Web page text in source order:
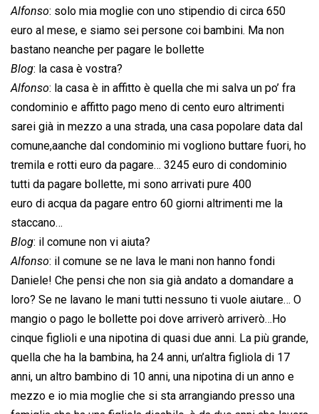
Alfonso: solo mia moglie con uno stipendio di circa 650
euro al mese, e siamo sei persone coi bambini. Ma non
bastano neanche per pagare le bollette
Blog: la casa è vostra?
Alfonso: la casa è in affitto è quella che mi salva un po’ fra
condominio e affitto pago meno di cento euro altrimenti
sarei già in mezzo a una strada, una casa popolare data dal
comune,aanche dal condominio mi vogliono buttare fuori, ho
tremila e rotti euro da pagare… 3245 euro di condominio
tutti da pagare bollette, mi sono arrivati pure 400
euro di acqua da pagare entro 60 giorni altrimenti me la
staccano…
Blog: il comune non vi aiuta?
Alfonso: il comune se ne lava le mani non hanno fondi
Daniele! Che pensi che non sia già andato a domandare a
loro? Se ne lavano le mani tutti nessuno ti vuole aiutare… O
mangio o pago le bollette poi dove arriverò arriverò…Ho
cinque figlioli e una nipotina di quasi due anni. La più grande,
quella che ha la bambina, ha 24 anni, un’altra figliola di 17
anni, un altro bambino di 10 anni, una nipotina di un anno e
mezzo e io mia moglie che si sta arrangiando presso una